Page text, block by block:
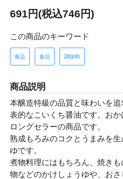
691円(税込746円)
この商品のキーワード
食品 食品 調味料
商品説明
本醸造特級の品質と味わいを
表的なこいくち醤油です。お
ロングセラーの商品です。
熟成もろみのコクとうまみを
ゆです。
煮物料理にはもちろん、焼き
物などのかけしょうゆや、お